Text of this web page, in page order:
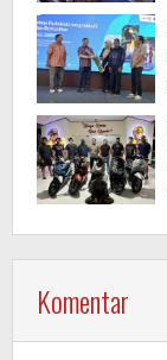
Komentar